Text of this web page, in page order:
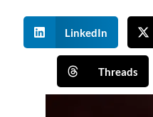
LinkedIn
Threads